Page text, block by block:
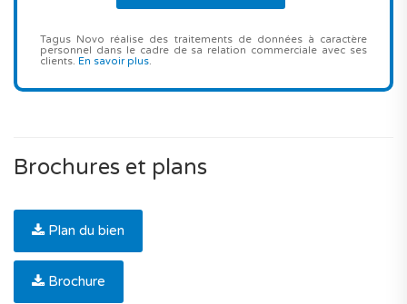
Tagus Novo réalise des traitements de données à caractère
personnel dans le cadre de sa relation commerciale avec ses
clients. En savoir plus.
Brochures et plans
Plan du bien
Brochure